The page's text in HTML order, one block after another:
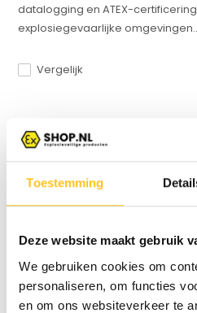
Toestemming
Deze website maakt gebruik
We gebruiken cookies om
personaliseren, om functies
en om ons websiteverkeer te
datalogging en ATEX-
explosiegevaarlijke
Vergelijk
Productomschrijving
Specificaties
Reviews
Delen